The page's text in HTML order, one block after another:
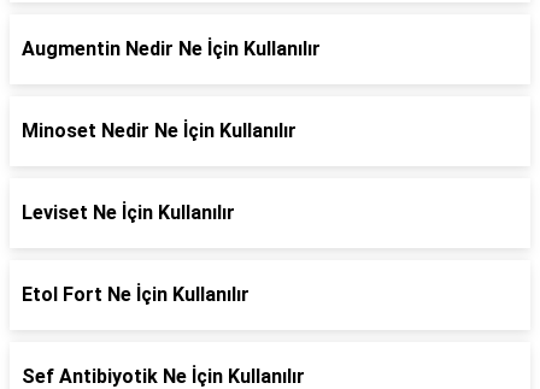
Augmentin Nedir Ne İçin Kullanılır
Minoset Nedir Ne İçin Kullanılır
Leviset Ne İçin Kullanılır
Etol Fort Ne İçin Kullanılır
Sef Antibiyotik Ne İçin Kullanılır